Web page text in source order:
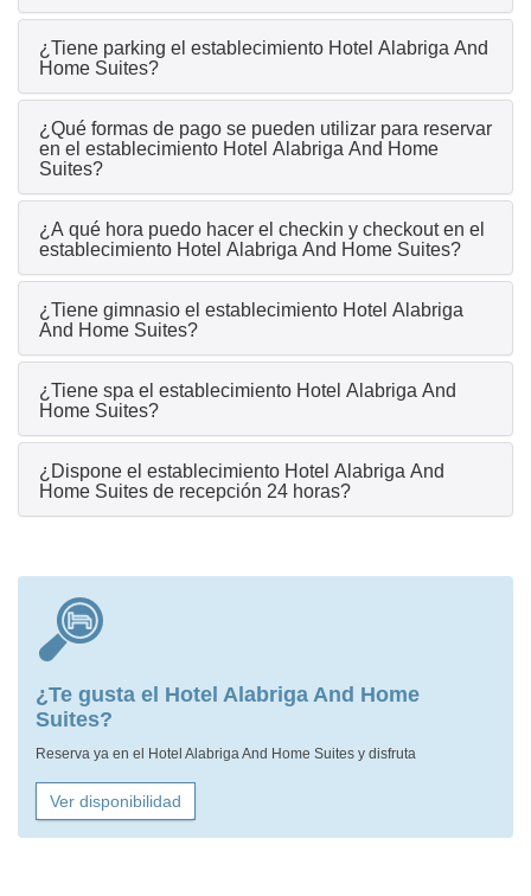
¿Tiene parking el establecimiento Hotel Alabriga And
Home Suites?
¿Qué formas de pago se pueden utilizar para reservar
en el establecimiento Hotel Alabriga And Home
Suites?
¿A qué hora puedo hacer el checkin y checkout en el
establecimiento Hotel Alabriga And Home Suites?
¿Tiene gimnasio el establecimiento Hotel Alabriga
And Home Suites?
¿Tiene spa el establecimiento Hotel Alabriga And
Home Suites?
¿Dispone el establecimiento Hotel Alabriga And
Home Suites de recepción 24 horas?
¿Te gusta el Hotel Alabriga And Home
Suites?
Reserva ya en el Hotel Alabriga And Home Suites y disfruta
Ver disponibilidad